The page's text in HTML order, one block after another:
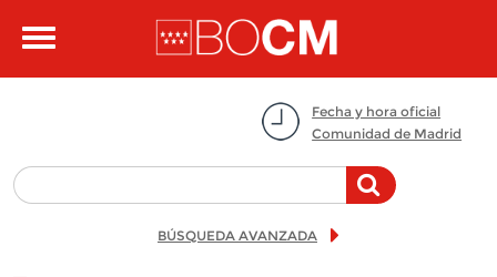
Toggle
Fecha y hora oficial
Comunidad de Madrid
BÚSQUEDA AVANZADA